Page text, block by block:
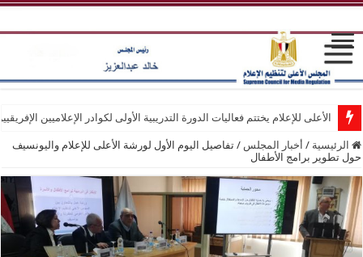
الأعلى للإعلام يختتم فعاليات الدورة التدريبية الأولى لكوادر الإعلاميين
الرئيسية / أخبار المجلس / تفاصيل اليوم الأول لورشة الأعلى للإعلام واليونسيف
حول تطوير برامج الأطفال